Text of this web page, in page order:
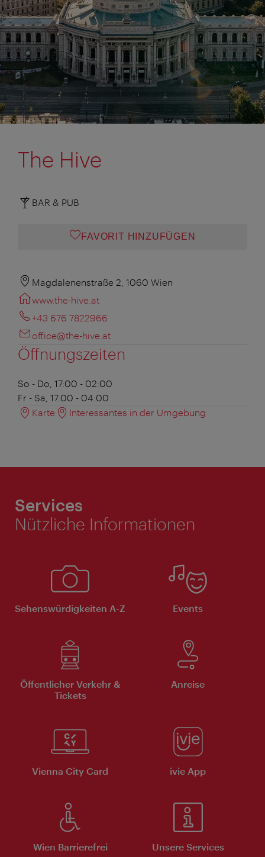
The Hive
BAR & PUB
FAVORIT HINZUFÜGEN
Magdalenenstraße 2, 1060 Wien
www.the-hive.at
+43 676 7822966
office@the-hive.at
Öffnungszeiten
So - Do, 17:00 - 02:00
Fr - Sa, 17:00 - 04:00
Karte
Interessantes in der Umgebung
Services
Nützliche Informationen
Sehenswürdigkeiten A-Z Events
Öffentlicher Verkehr &
Tickets
Anreise
Vienna City Card ivie App
Wien Barrierefrei Unsere Services